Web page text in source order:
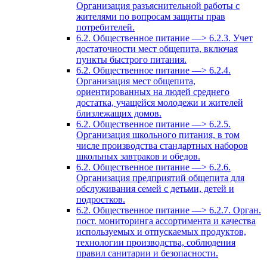
Организация разъяснительной работы с
жителями по вопросам защиты прав
потребителей.
6.2. Общественное питание —> 6.2.3. Учет
достаточности мест общепита, включая
пункты быстрого питания.
6.2. Общественное питание —> 6.2.4.
Организация мест общепита,
ориентированных на людей среднего
достатка, учащейся молодежи и жителей
близлежащих домов.
6.2. Общественное питание —> 6.2.5.
Организация школьного питания, в том
числе производства стандартных наборов
школьных завтраков и обедов.
6.2. Общественное питание —> 6.2.6.
Организация предприятий общепита для
обслуживания семей с детьми, детей и
подростков.
6.2. Общественное питание —> 6.2.7. Орган.
пост. мониторинга ассортимента и качества
используемых и отпускаемых продуктов,
технологии производства, соблюдения
правил санитарии и безопасности.